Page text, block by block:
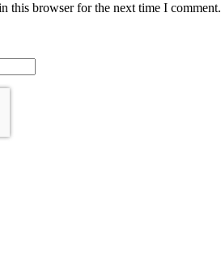
this browser for the next time I comment.